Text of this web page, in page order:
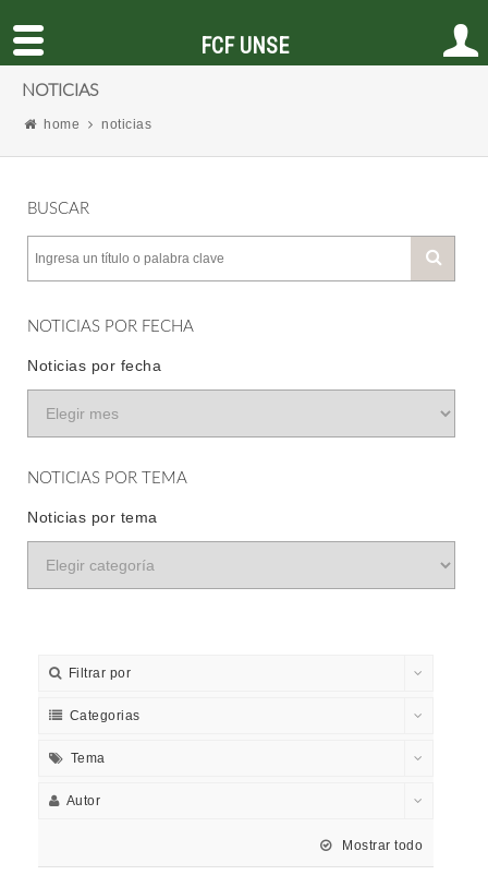
NOTICIAS
home noticias
BUSCAR
NOTICIAS POR FECHA
Noticias por fecha
NOTICIAS POR TEMA
Noticias por tema
Filtrar por
Categorias
Tema
Autor
Mostrar todo
FCF UNSE